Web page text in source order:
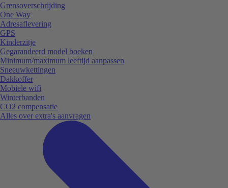
Grensoverschrijding
One Way
Adresaflevering
GPS
Kinderzitje
Gegarandeerd model boeken
Minimum/maximum leeftijd aanpassen
Sneeuwkettingen
Dakkoffer
Mobiele wifi
Winterbanden
CO2 compensatie
Alles over extra's aanvragen